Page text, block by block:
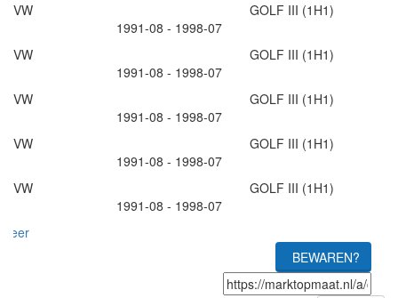
VW GOLF III (1H1)
1991-08 - 1998-07
VW GOLF III (1H1)
1991-08 - 1998-07
VW GOLF III (1H1)
1991-08 - 1998-07
VW GOLF III (1H1)
1991-08 - 1998-07
VW GOLF III (1H1)
1991-08 - 1998-07
meer
BEWAREN?